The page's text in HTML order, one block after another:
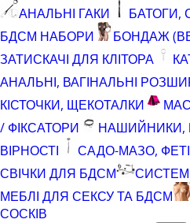
АНАЛЬНІ ГАКИ
БАТОГИ,
БДСМ НАБОРИ
БОНДАЖ
ЗАТИСКАЧІ ДЛЯ КЛІТОРА
АНАЛЬНІ, ВАГІНАЛЬНІ
КІСТОЧКИ, ЩЕКОТАЛКИ
/ ФІКСАТОРИ
НАШИЙНИКИ,
ВІРНОСТІ
САДО-МАЗО,
СВІЧКИ ДЛЯ БДСМ
МЕБЛІ ДЛЯ СЕКСУ ТА БДСМ
СОСКІВ